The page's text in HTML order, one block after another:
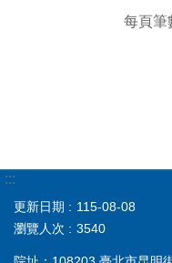
每頁筆
:::
更新日期
115-08-08
瀏覽人次
3540